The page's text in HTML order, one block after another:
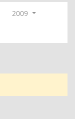
2009